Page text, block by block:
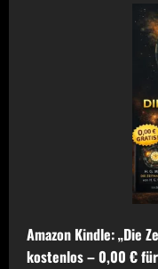
Amazon Kindle: „Die
kostenlos – 0,00 €